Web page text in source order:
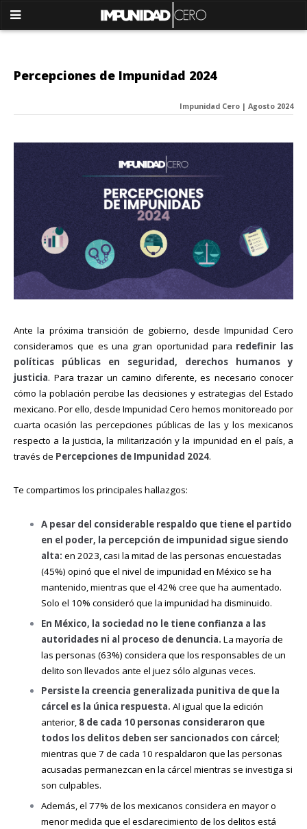
Percepciones de Impunidad 2024
Impunidad Cero | Agosto 2024
Ante la próxima transición de gobierno, desde Impunidad Cero
consideramos que es una gran oportunidad para redefinir las
políticas públicas en seguridad, derechos humanos y
justicia. Para trazar un camino diferente, es necesario conocer
cómo la población percibe las decisiones y estrategias del Estado
mexicano. Por ello, desde Impunidad Cero hemos monitoreado por
cuarta ocasión las percepciones públicas de las y los mexicanos
respecto a la justicia, la militarización y la impunidad en el país, a
través de Percepciones de Impunidad 2024.
Te compartimos los principales hallazgos:
A pesar del considerable respaldo que tiene el partido
en el poder, la percepción de impunidad sigue siendo
alta: en 2023, casi la mitad de las personas encuestadas
(45%) opinó que el nivel de impunidad en México se ha
mantenido, mientras que el 42% cree que ha aumentado.
Solo el 10% consideró que la impunidad ha disminuido.
En México, la sociedad no le tiene confianza a las
autoridades ni al proceso de denuncia. La mayoría de
las personas (63%) considera que los responsables de un
delito son llevados ante el juez sólo algunas veces.
Persiste la creencia generalizada punitiva de que la
cárcel es la única respuesta. Al igual que la edición
anterior, 8 de cada 10 personas consideraron que
todos los delitos deben ser sancionados con cárcel ;
mientras que 7 de cada 10 respaldaron que las personas
acusadas permanezcan en la cárcel mientras se investiga si
son culpables.
Además, el 77% de los mexicanos considera en mayor o
menor medida que el esclarecimiento de los delitos está